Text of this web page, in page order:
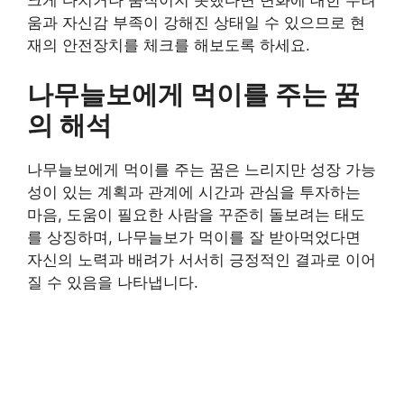
움과 자신감 부족이 강해진 상태일 수 있으므로 현
재의 안전장치를 체크를 해보도록 하세요.
나무늘보에게 먹이를 주는 꿈
의 해석
나무늘보에게 먹이를 주는 꿈은 느리지만 성장 가능
성이 있는 계획과 관계에 시간과 관심을 투자하는
마음, 도움이 필요한 사람을 꾸준히 돌보려는 태도
를 상징하며, 나무늘보가 먹이를 잘 받아먹었다면
자신의 노력과 배려가 서서히 긍정적인 결과로 이어
질 수 있음을 나타냅니다.